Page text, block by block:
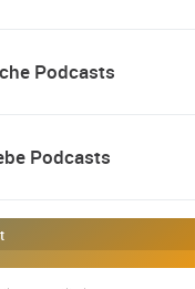
Podcasts
Podcasts